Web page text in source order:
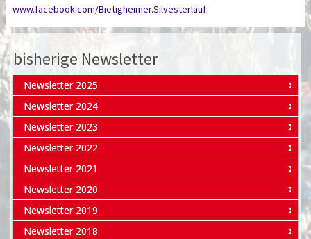
www.facebook.com/Bietigheimer.Silvesterlauf
bisherige Newsletter
Newsletter 2025
Newsletter 2024
Newsletter 2023
Newsletter 2022
Newsletter 2021
Newsletter 2020
Newsletter 2019
Newsletter 2018